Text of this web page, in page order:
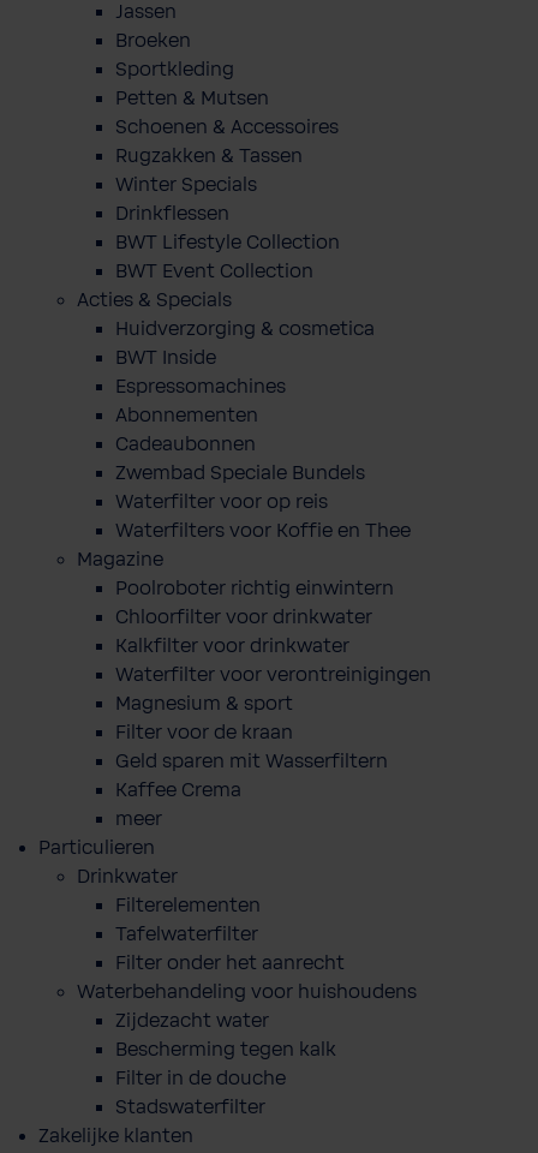
Jassen
Broeken
Sportkleding
Petten & Mutsen
Schoenen & Accessoires
Rugzakken & Tassen
Winter Specials
Drinkflessen
BWT Lifestyle Collection
BWT Event Collection
Acties & Specials
Huidverzorging & cosmetica
BWT Inside
Espressomachines
Abonnementen
Cadeaubonnen
Zwembad Speciale Bundels
Waterfilter voor op reis
Waterfilters voor Koffie en Thee
Magazine
Poolroboter richtig einwintern
Chloorfilter voor drinkwater
Kalkfilter voor drinkwater
Waterfilter voor verontreinigingen
Magnesium & sport
Filter voor de kraan
Geld sparen mit Wasserfiltern
Kaffee Crema
meer
Particulieren
Drinkwater
Filterelementen
Tafelwaterfilter
Filter onder het aanrecht
Waterbehandeling voor huishoudens
Zijdezacht water
Bescherming tegen kalk
Filter in de douche
Stadswaterfilter
Zakelijke klanten